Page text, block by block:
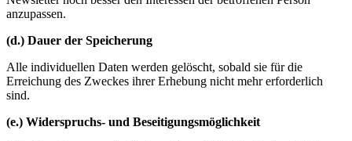
anzupassen.
(d.) Dauer der Speicherung
Alle individuellen Daten werden gelöscht, sobald sie für die
Erreichung des Zweckes ihrer Erhebung nicht mehr erforderlich
sind.
(e.) Widerspruchs- und Beseitigungsmöglichkeit